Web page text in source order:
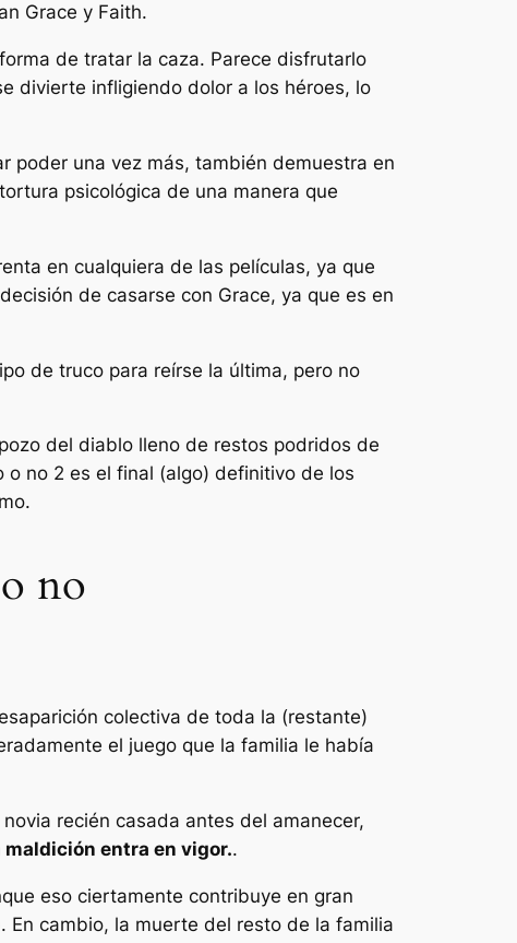
Grace y Faith.
de tratar la caza. Parece disfrutarlo
divierte infligiendo dolor a los héroes, lo
poder una vez más, también demuestra en
psicológica de una manera que
en cualquiera de las películas, ya que
de casarse con Grace, ya que es en
de truco para reírse la última, pero no
del diablo lleno de restos podridos de
o no 2 es el final (algo) definitivo de los
no
colectiva de toda la (restante)
el juego que la familia le había
recién casada antes del amanecer,
maldición entra en vigor..
eso ciertamente contribuye en gran
cambio, la muerte del resto de la familia